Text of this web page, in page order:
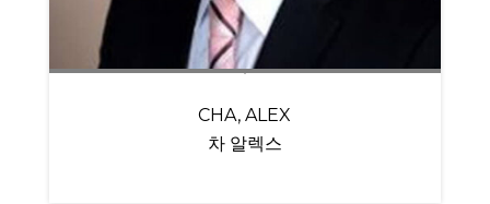
CHA, ALEX
차 알렉스